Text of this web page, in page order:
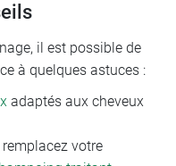
il est possible de
à quelques astuces :
adaptés aux cheveux
votre